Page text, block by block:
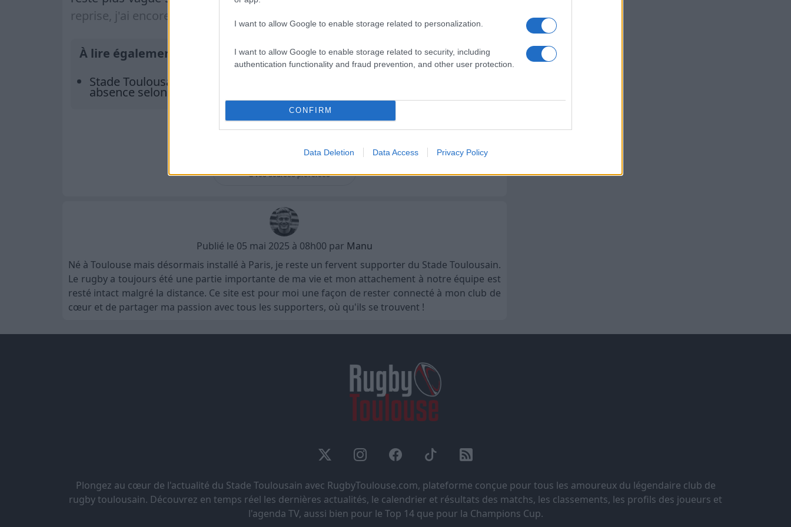
I want to allow Google to enable storage related to personalization.
I want to allow Google to enable storage related to security, including
authentication functionality and fraud prevention, and other user protection.
CONFIRM
Data Deletion Data Access Privacy Policy
reprise, j'ai encore beaucoup d'étapes à franchir.
À lire également :
Stade Toulousain : Antoine Dupont, la grosse conséquence de son
absence selon Laurent Labit
Propos rapportés parFrance TV
à vos sources préférées
Publié le 05 mai 2025 à 08h00 par Manu
Né à Toulouse mais désormais installé à Paris, je reste un fervent supporter du Stade Toulousain.
Le rugby a toujours été une partie importante de ma vie et mon attachement à notre équipe est
resté intact malgré la distance. Ce site est pour moi une façon de rester connecté à mon club de
cœur et de partager ma passion avec tous les supporters, où qu'ils se trouvent !
Plongez au cœur de l'actualité du Stade Toulousain avec RugbyToulouse.com, plateforme conçue pour tous les amoureux du légendaire club de
rugby toulousain. Découvrez en temps réel les dernières actualités, le calendrier et résultats des matchs, les classements, les profils des joueurs et
l'agenda TV, aussi bien pour le Top 14 que pour la Champions Cup.